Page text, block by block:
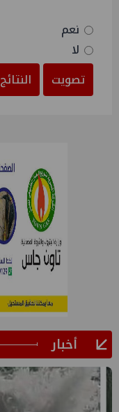
نعم
لا
تصويت
النتائج
أخبار